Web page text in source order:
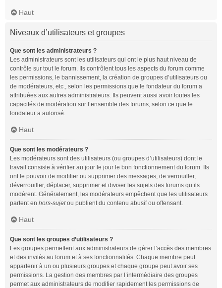
Haut
Niveaux d’utilisateurs et groupes
Que sont les administrateurs ?
Les administrateurs sont les utilisateurs qui ont le plus haut niveau de
contrôle sur tout le forum. Ils contrôlent tous les aspects du forum comme
les permissions, le bannissement, la création de groupes d’utilisateurs ou
de modérateurs, etc., selon les permissions que le fondateur du forum a
attribuées aux autres administrateurs. Ils peuvent aussi avoir toutes les
capacités de modération sur l’ensemble des forums, selon ce que le
fondateur a autorisé.
Haut
Que sont les modérateurs ?
Les modérateurs sont des utilisateurs (ou groupes d’utilisateurs) dont le
travail consiste à vérifier au jour le jour le bon fonctionnement du forum. Ils
ont le pouvoir de modifier ou supprimer des messages, de verrouiller,
déverrouiller, déplacer, supprimer et diviser les sujets des forums qu’ils
modèrent. Généralement, les modérateurs empêchent que les utilisateurs
partent en hors-sujetou publient du contenu abusif ou offensant.
Haut
Que sont les groupes d’utilisateurs ?
Les groupes permettent aux administrateurs de gérer l’accès des membres
et des invités au forum et à ses fonctionnalités. Chaque membre peut
appartenir à un ou plusieurs groupes et chaque groupe peut avoir ses
permissions. La gestion des membres par l’intermédiaire des groupes
permet aux administrateurs de modifier rapidement les permissions de